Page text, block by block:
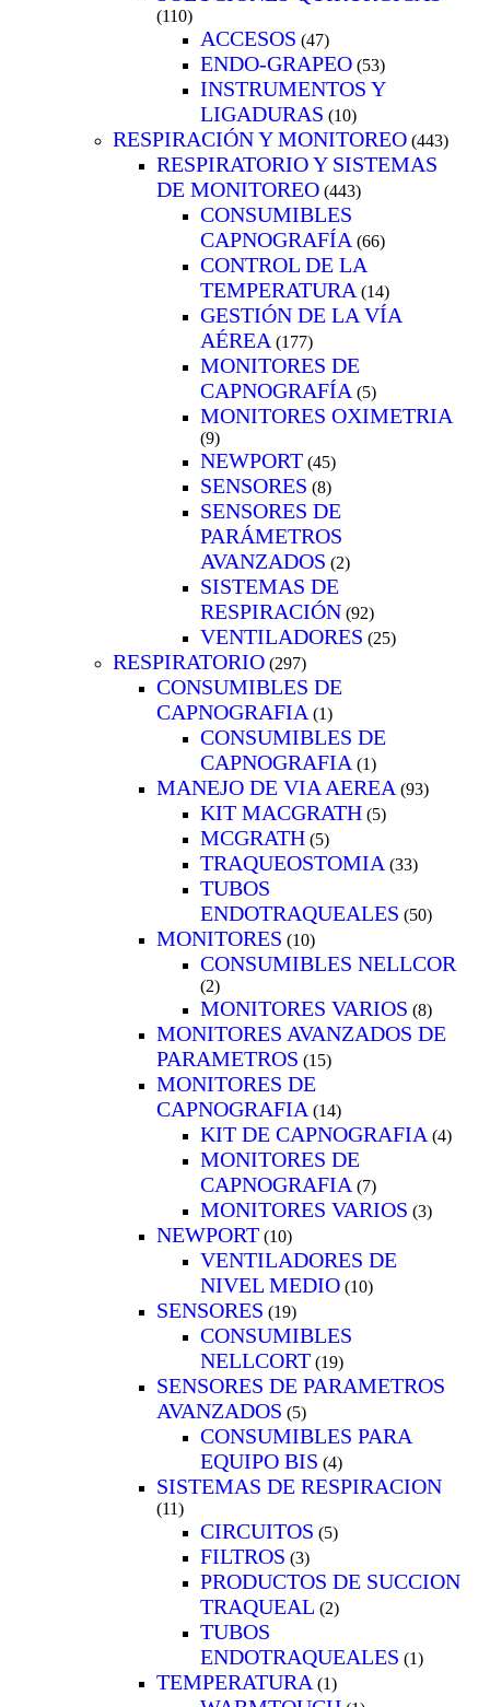
(110)
ACCESOS (47)
ENDO-GRAPEO (53)
INSTRUMENTOS Y
LIGADURAS (10)
RESPIRACIÓN Y MONITOREO (443)
RESPIRATORIO Y SISTEMAS
DE MONITOREO (443)
CONSUMIBLES
CAPNOGRAFÍA (66)
CONTROL DE LA
TEMPERATURA (14)
GESTIÓN DE LA VÍA
AÉREA (177)
MONITORES DE
CAPNOGRAFÍA (5)
MONITORES OXIMETRIA
(9)
NEWPORT (45)
SENSORES (8)
SENSORES DE
PARÁMETROS
AVANZADOS (2)
SISTEMAS DE
RESPIRACIÓN (92)
VENTILADORES (25)
RESPIRATORIO (297)
CONSUMIBLES DE
CAPNOGRAFIA (1)
CONSUMIBLES DE
CAPNOGRAFIA (1)
MANEJO DE VIA AEREA (93)
KIT MACGRATH (5)
MCGRATH (5)
TRAQUEOSTOMIA (33)
TUBOS
ENDOTRAQUEALES (50)
MONITORES (10)
CONSUMIBLES NELLCOR
(2)
MONITORES VARIOS (8)
MONITORES AVANZADOS DE
PARAMETROS (15)
MONITORES DE
CAPNOGRAFIA (14)
KIT DE CAPNOGRAFIA (4)
MONITORES DE
CAPNOGRAFIA (7)
MONITORES VARIOS (3)
NEWPORT (10)
VENTILADORES DE
NIVEL MEDIO (10)
SENSORES (19)
CONSUMIBLES
NELLCORT (19)
SENSORES DE PARAMETROS
AVANZADOS (5)
CONSUMIBLES PARA
EQUIPO BIS (4)
SISTEMAS DE RESPIRACION
(11)
CIRCUITOS (5)
FILTROS (3)
PRODUCTOS DE SUCCION
TRAQUEAL (2)
TUBOS
ENDOTRAQUEALES (1)
TEMPERATURA (1)